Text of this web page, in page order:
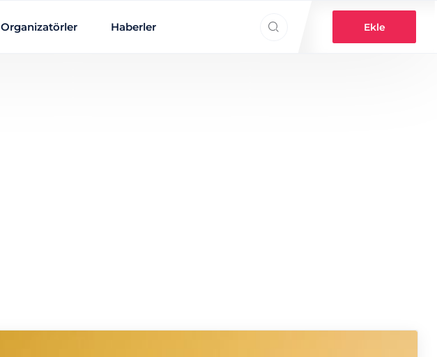
Organizatörler Haberler Ekle
Search everything...